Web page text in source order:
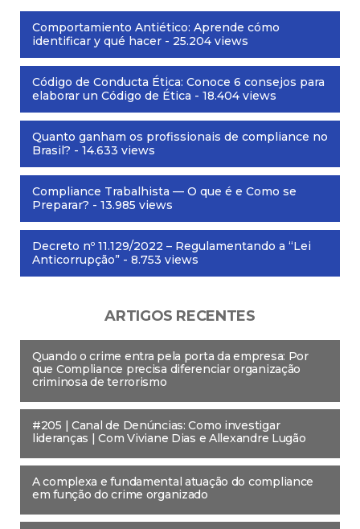
Comportamiento Antiético: Aprende cómo
identificar y qué hacer - 25.204 views
Código de Conducta Ética: Conoce 6 consejos para
elaborar un Código de Ética - 18.404 views
Quanto ganham os profissionais de compliance no
Brasil? - 14.633 views
Compliance Trabalhista — O que é e Como se
Preparar? - 13.985 views
Decreto nº 11.129/2022 – Regulamentando a “Lei
Anticorrupção” - 8.753 views
ARTIGOS RECENTES
Quando o crime entra pela porta da empresa: Por
que Compliance precisa diferenciar organização
criminosa de terrorismo
#205 | Canal de Denúncias: Como investigar
lideranças | Com Viviane Dias e Allexandre Lugão
A complexa e fundamental atuação do compliance
em função do crime organizado